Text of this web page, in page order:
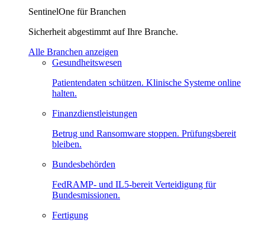
SentinelOne für Branchen
Sicherheit abgestimmt auf Ihre Branche.
Alle Branchen anzeigen
Gesundheitswesen
Patientendaten schützen. Klinische Systeme online
halten.
Finanzdienstleistungen
Betrug und Ransomware stoppen. Prüfungsbereit
bleiben.
Bundesbehörden
FedRAMP- und IL5-bereit Verteidigung für
Bundesmissionen.
Fertigung